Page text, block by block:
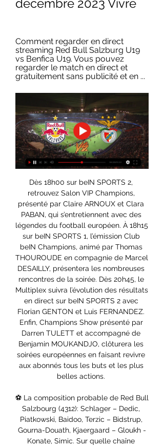
décembre 2023 Vivre
Comment regarder en direct
streaming Red Bull Salzburg U19
vs Benfica U19. Vous pouvez
regarder le match en direct et
gratuitement sans publicité et en ...
Dès 18h00 sur beIN SPORTS 2,
retrouvez Salon VIP Champions,
présenté par Claire ARNOUX et Clara
PABAN, qui s’entretiennent avec des
légendes du football européen. À 18h15
sur beIN SPORTS 1, l’émission Club
beIN Champions, animé par Thomas
THOUROUDE en compagnie de Marcel
DESAILLY, présentera les nombreuses
rencontres de la soirée. Dès 20h45, le
Multiplex suivra l’évolution des résultats
en direct sur beIN SPORTS 2 avec
Florian GENTON et Luis FERNANDEZ.
Enfin, Champions Show présenté par
Darren TULETT et accompagné de
Benjamin MOUKANDJO, clôturera les
soirées européennes en faisant revivre
aux abonnés tous les buts et les plus
belles actions.
⚽️ La composition probable de Red Bull
Salzbourg (4312): Schlager – Dedic,
Piatkowski, Baidoo, Terzic – Bidstrup,
Gourna-Douath, Kjaergaard – Gloukh -
Konate, Simic. Sur quelle chaîne